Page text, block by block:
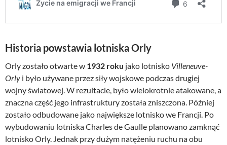
Historia powstawia lotniska Orly
Orly zostało otwarte w 1932 roku jako lotnisko Villeneuve-
Orly i było używane przez siły wojskowe podczas drugiej
wojny światowej. W rezultacie, było wielokrotnie atakowane, a
znaczna część jego infrastruktury została zniszczona. Później
zostało odbudowane jako największe lotnisko we Francji. Po
wybudowaniu lotniska Charles de Gaulle planowano zamknąć
lotnisko Orly. Jednak przy dużym natężeniu ruchu na obu